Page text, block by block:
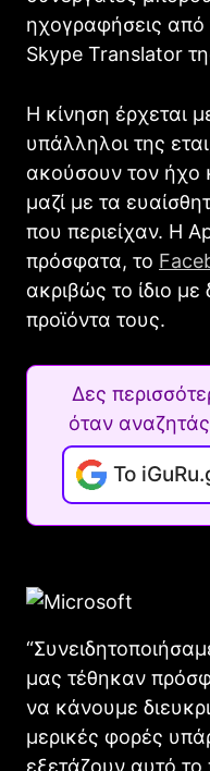
ηχογραφήσεις από
Skype Translator
Η κίνηση έρχεται
υπάλληλοι της
ακούσουν τον ήχο
μαζί με τα
που περιείχαν. Η
πρόσφατα, το
ακριβώς το ίδιο με
προϊόντα τους.
Δες
όταν
Το
μας τέθηκαν
να κάνουμε
μερικές φορές